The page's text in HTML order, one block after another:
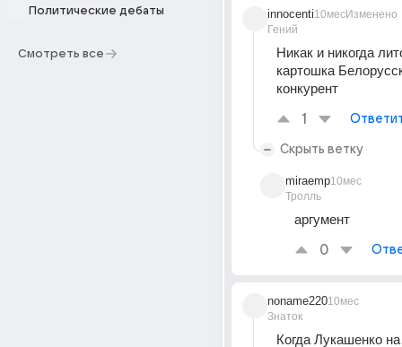
Политические дебаты
Смотреть все
innocenti
Гений
10месИзменено
Никак и никогда
картошка
конкурент
1
Скрыть ветку
miraemp
Тролль
10мес
аргумент
0
noname220
Знаток
10мес
Когда Лукашенко на